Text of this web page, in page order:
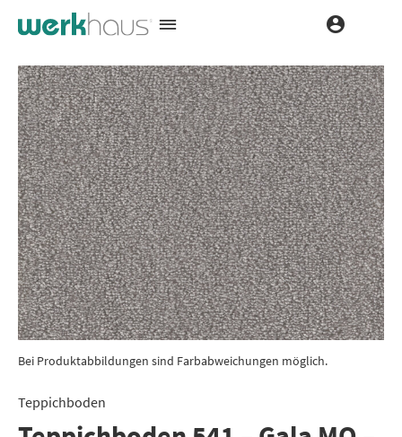
Bei Produktabbildungen sind Farbabweichungen möglich.
Teppichboden